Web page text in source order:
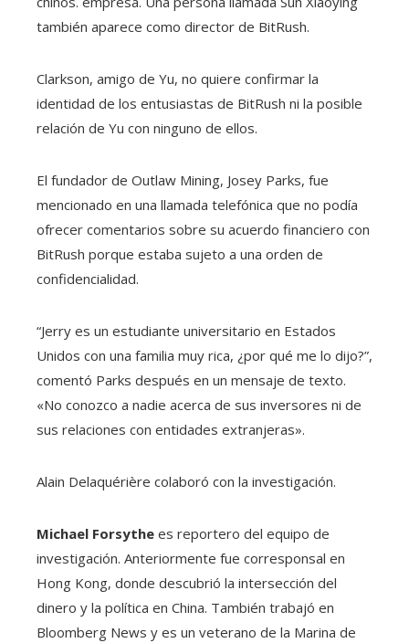
también aparece como director de BitRush.
Clarkson, amigo de Yu, no quiere confirmar la
identidad de los entusiastas de BitRush ni la posible
relación de Yu con ninguno de ellos.
El fundador de Outlaw Mining, Josey Parks, fue
mencionado en una llamada telefónica que no podía
ofrecer comentarios sobre su acuerdo financiero con
BitRush porque estaba sujeto a una orden de
confidencialidad.
“Jerry es un estudiante universitario en Estados
Unidos con una familia muy rica, ¿por qué me lo dijo?”,
comentó Parks después en un mensaje de texto.
«No conozco a nadie acerca de sus inversores ni de
sus relaciones con entidades extranjeras».
Alain Delaquérière colaboró ​​con la investigación.
Michael Forsythe es reportero del equipo de
investigación. Anteriormente fue corresponsal en
Hong Kong, donde descubrió la intersección del
dinero y la política en China. También trabajó en
Bloomberg News y es un veterano de la Marina de